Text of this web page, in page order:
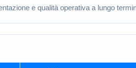
e qualità operativa a lungo